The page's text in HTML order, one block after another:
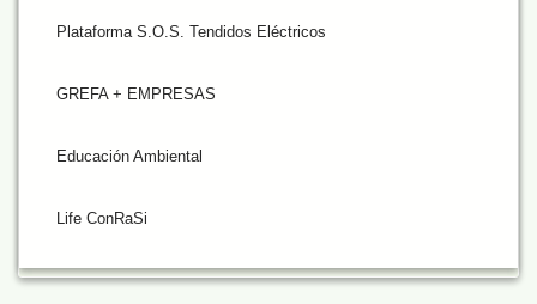
Plataforma S.O.S. Tendidos Eléctricos
GREFA + EMPRESAS
Educación Ambiental
Life ConRaSi